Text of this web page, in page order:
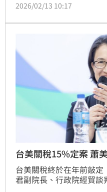
咖啡、火鶴、番石榴、樹
將可節省2.19億美元的
手國的條件，將有助於
銷主力產品蝴蝶蘭為例，
爭對
2026/02/13 10:17
台美關稅15%定案 蕭
台美關稅終於在年前敲
君副院長、行政院經貿